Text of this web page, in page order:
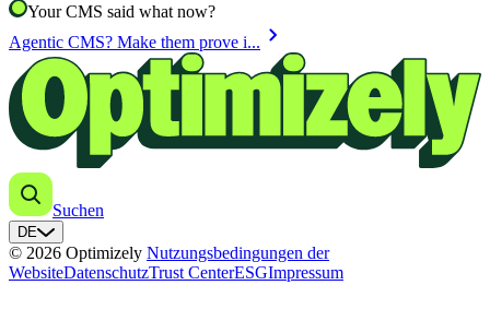
Your CMS said what now?
Agentic CMS? Make them prove i... chevron_right
Suchen
DE
© 2026 Optimizely Nutzungsbedingungen der
WebsiteDatenschutzTrust CenterESGImpressum